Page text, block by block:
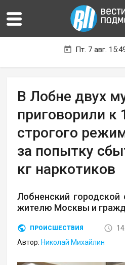
Пт. 7 авг.
В Лобне двух
приговорили к
строгого
за попытку
кг наркотиков
Лобненский городской
жителю Москвы и
ПРОИСШЕСТВИЯ
Автор: Николай Михайлин